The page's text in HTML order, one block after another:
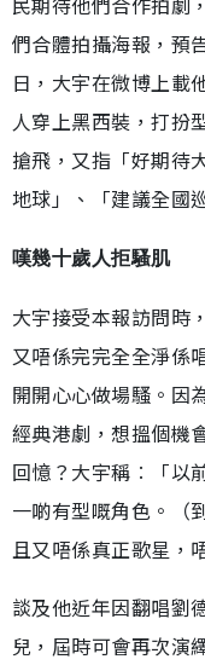
們合體拍攝海報，預
日，大宇在微博上載
人穿上黑西裝，打扮
搶飛，又指「好期待
地球」、「建議全國
嘆幾十歲人拒騷肌
大宇接受本報訪問時
又唔係完完全全淨係
開開心心做場騷。因
經典港劇，想搵個機
回憶？大宇稱︰「以
一啲有型嘅角色。（
且又唔係真正歌星，
談及他近年因翻唱劉
兒，屆時可會再次演